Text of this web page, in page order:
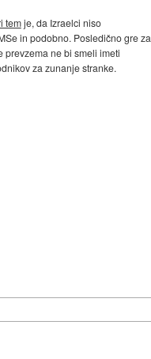
temje, da Izraelci niso
in podobno. Posledično gre za
prevzema ne bi smeli imeti
za zunanje stranke.